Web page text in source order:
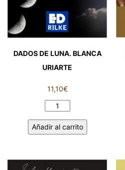
DADOS DE LUNA. BLANCA
URIARTE
11,10€
DADOS
LUNA.
cantidad
Añadir al carrito